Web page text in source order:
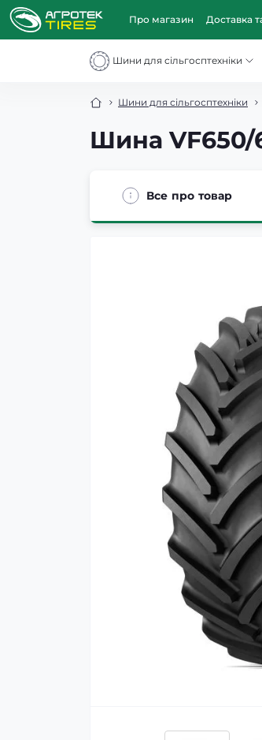
Про магазин Доставка
Шини для сільгосптехніки
Шини для сільгосптехніки
Шина VF650/
Все про товар